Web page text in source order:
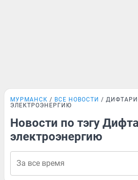
МУРМАНСК ВСЕ НОВОСТИ
ЭЛЕКТРОЭНЕРГИЮ
Новости по тэгу
электроэнергию